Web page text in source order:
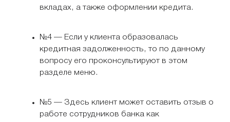
вкладах, а также оформлении кредита.
№4 — Если у клиента образовалась
кредитная задолженность, то по данному
вопросу его проконсультируют в этом
разделе меню.
№5 — Здесь клиент может оставить отзыв о
работе сотрудников банка как